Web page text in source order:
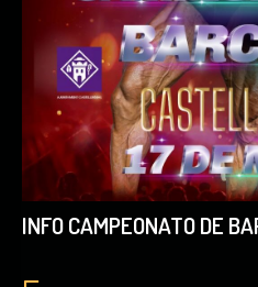
INFO CAMPEONATO DE